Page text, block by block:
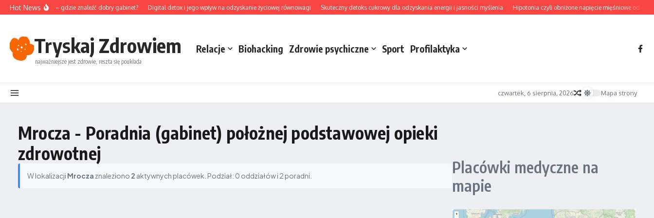
Przejdź do treści
Hot News
na Śląsku – gdzie znaleźć dobry gabinet? Digital detox i jego wpływ na odzyskanie życiowej równowagi Skuteczny detoks cukrowy dla odzyskania energii i jasności myślenia Hipotonia czyli obniżone napięcie mięśniowe od
Tryskaj Zdrowiem
najważniejsze jest zdrowie, reszta się poukłada
Relacje Biohacking Zdrowie psychiczne Sport Profilaktyka
czwartek, 6 sierpnia, 2026 Mapa strony
Mrocza - Poradnia (gabinet) położnej podstawowej opieki
zdrowotnej
W lokalizacji Mrocza znaleziono 2 aktywnych placówek. Podział: 0 oddziałów i 2 poradni.
Placówki medyczne na
mapie